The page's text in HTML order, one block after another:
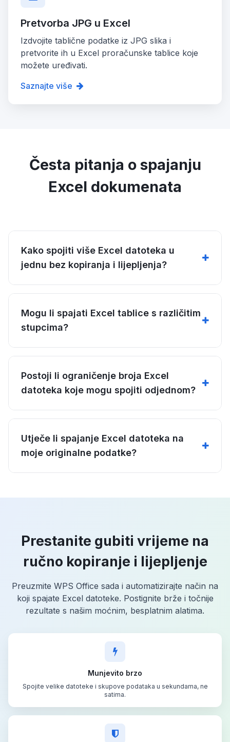
Pretvorba JPG u Excel
Izdvojite tablične podatke iz JPG slika i
pretvorite ih u Excel proračunske tablice koje
možete uređivati.
Saznajte više
Česta pitanja o spajanju
Excel dokumenata
Kako spojiti više Excel datoteka u
jednu bez kopiranja i lijepljenja?
Mogu li spajati Excel tablice s različitim
stupcima?
Postoji li ograničenje broja Excel
datoteka koje mogu spojiti odjednom?
Utječe li spajanje Excel datoteka na
moje originalne podatke?
Prestanite gubiti vrijeme na
ručno kopiranje i lijepljenje
Preuzmite WPS Office sada i automatizirajte način na
koji spajate Excel datoteke. Postignite brže i točnije
rezultate s našim moćnim, besplatnim alatima.
Munjevito brzo
Spojite velike datoteke i skupove podataka u sekundama, ne
satima.